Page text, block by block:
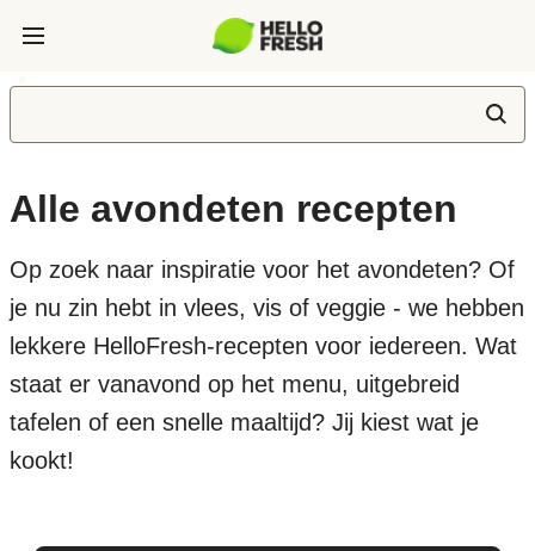
Alle avondeten recepten
Op zoek naar inspiratie voor het avondeten? Of
je nu zin hebt in vlees, vis of veggie - we hebben
lekkere HelloFresh-recepten voor iedereen. Wat
staat er vanavond op het menu, uitgebreid
tafelen of een snelle maaltijd? Jij kiest wat je
kookt!